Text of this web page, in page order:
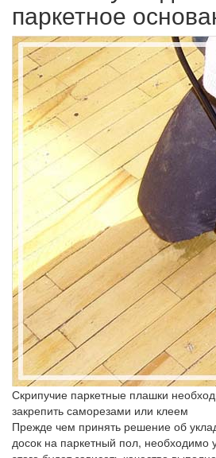
паркетное
Скрипучие паркетные плашки
закрепить саморезами или клеем
Прежде чем принять решение об
досок на паркетный пол, необходимо